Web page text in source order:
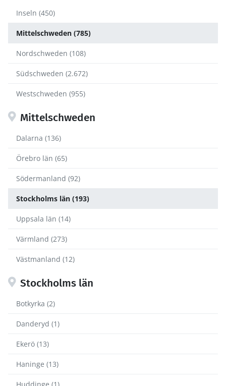
Inseln (450)
Mittelschweden (785)
Nordschweden (108)
Südschweden (2.672)
Westschweden (955)
Mittelschweden
Dalarna (136)
Örebro län (65)
Södermanland (92)
Stockholms län (193)
Uppsala län (14)
Värmland (273)
Västmanland (12)
Stockholms län
Botkyrka (2)
Danderyd (1)
Ekerö (13)
Haninge (13)